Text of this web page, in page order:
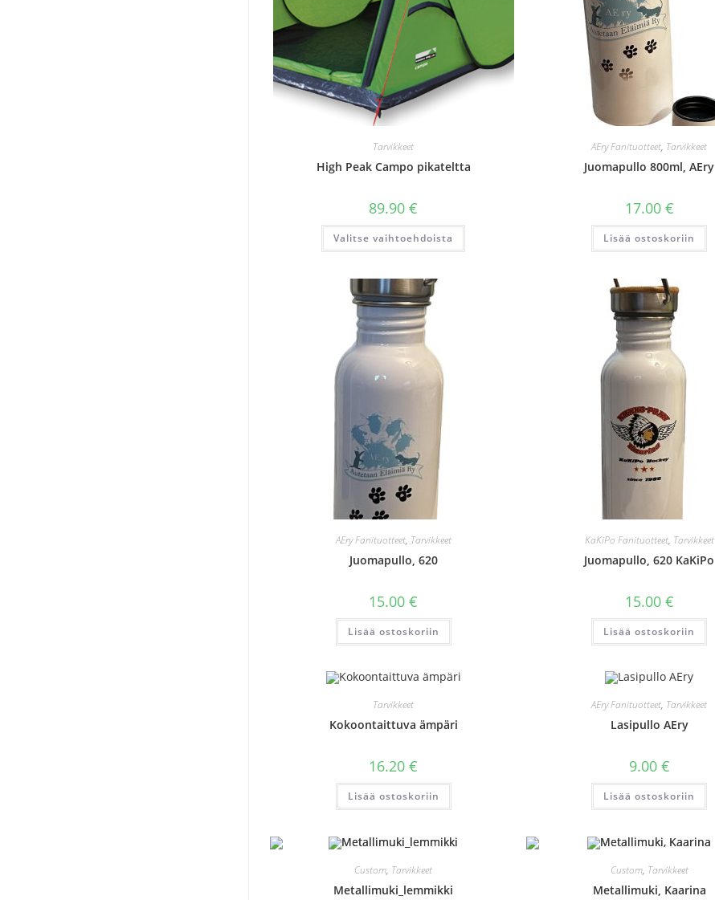
Tarvikkeet
High Peak Campo pikateltta
89.90€
Valitse vaihtoehdoista
Tällä
on
AEry Fanituotteet, Tarvikkeet
Juomapullo 800ml, AEry
17.00 €
Lisää ostoskoriin
AEry Fanituotteet, Tarvikkeet
Juomapullo, 620
15.00€
Lisää ostoskoriin
KaKiPo Fanituotteet, Tarvikkeet
Juomapullo, 620 KaKiPo
15.00 €
Lisää ostoskoriin
Tarvikkeet
Kokoontaittuva ämpäri
16.20€
Lisää ostoskoriin
AEry Fanituotteet, Tarvikkeet
Lasipullo AEry
9.00 €
Lisää ostoskoriin
Custom, Tarvikkeet
Metallimuki_lemmikki
Custom, Tarvikkeet
Metallimuki, Kaarina